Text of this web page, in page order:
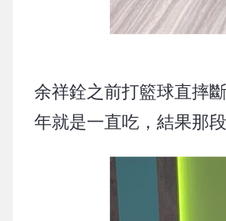
余祥銓之前打籃球直摔
年就是一直吃，結果那